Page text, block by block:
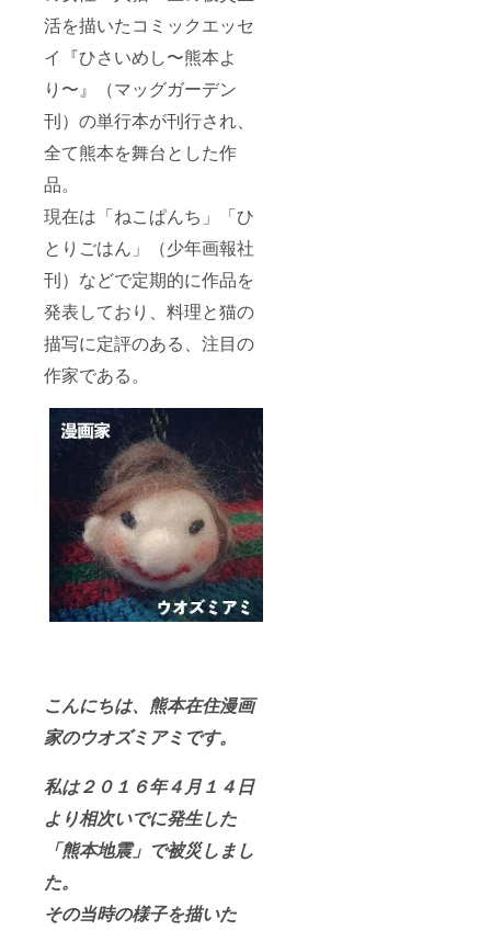
活を描いたコミックエッセ
イ『ひさいめし〜熊本よ
り〜』（マッグガーデン
刊）の単行本が刊行され、
全て熊本を舞台とした作
品。
現在は「ねこぱんち」「ひ
とりごはん」（少年画報社
刊）などで定期的に作品を
発表しており、料理と猫の
描写に定評のある、注目の
作家である。
こんにちは、熊本在住漫画
家のウオズミアミです。
私は２０１６年４月１４日
より相次いでに発生した
「熊本地震」で被災しまし
た。
その当時の様子を描いた